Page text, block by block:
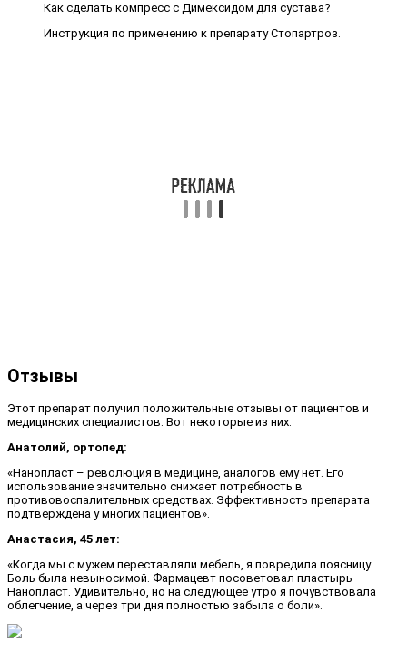
Как сделать компресс с Димексидом для сустава?
Инструкция по применению к препарату Стопартроз.
Отзывы
Этот препарат получил положительные отзывы от пациентов и
медицинских специалистов. Вот некоторые из них:
Анатолий, ортопед:
«Нанопласт – революция в медицине, аналогов ему нет. Его
использование значительно снижает потребность в
противовоспалительных средствах. Эффективность препарата
подтверждена у многих пациентов».
Анастасия, 45 лет:
«Когда мы с мужем переставляли мебель, я повредила поясницу.
Боль была невыносимой. Фармацевт посоветовал пластырь
Нанопласт. Удивительно, но на следующее утро я почувствовала
облегчение, а через три дня полностью забыла о боли».